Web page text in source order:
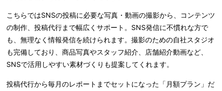
こちらではSNSの投稿に必要な写真・動画の撮影から、コンテンツ
の制作、投稿代行まで幅広くサポート。SNS発信に不慣れな方で
も、無理なく情報発信を続けられます。撮影のための自社スタジオ
も完備しており、商品写真やスタッフ紹介、店舗紹介動画など、
SNSで活用しやすい素材づくりも提案してくれます。
投稿代行から毎月のレポートまでセットになった「月額プラン」だ